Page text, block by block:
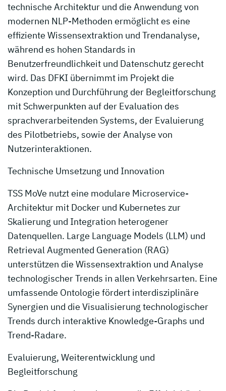
technische Architektur und die Anwendung von
modernen NLP-Methoden ermöglicht es eine
effiziente Wissensextraktion und Trendanalyse,
während es hohen Standards in
Benutzerfreundlichkeit und Datenschutz gerecht
wird. Das DFKI übernimmt im Projekt die
Konzeption und Durchführung der Begleitforschung
mit Schwerpunkten auf der Evaluation des
sprachverarbeitenden Systems, der Evaluierung
des Pilotbetriebs, sowie der Analyse von
Nutzerinteraktionen.
Technische Umsetzung und Innovation
TSS MoVe nutzt eine modulare Microservice-
Architektur mit Docker und Kubernetes zur
Skalierung und Integration heterogener
Datenquellen. Large Language Models (LLM) und
Retrieval Augmented Generation (RAG)
unterstützen die Wissensextraktion und Analyse
technologischer Trends in allen Verkehrsarten. Eine
umfassende Ontologie fördert interdisziplinäre
Synergien und die Visualisierung technologischer
Trends durch interaktive Knowledge-Graphs und
Trend-Radare.
Evaluierung, Weiterentwicklung und
Begleitforschung